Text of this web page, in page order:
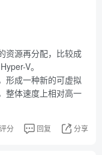
资源再分配，比较成
V。
形成一种新的可虚拟
整体速度上相对高一
评分 回复 分享